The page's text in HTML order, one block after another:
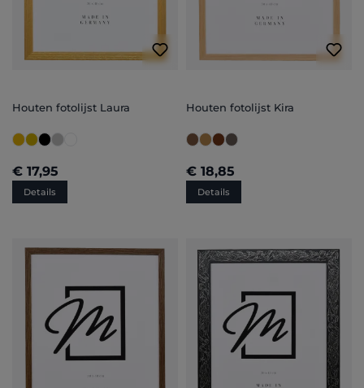
Houten fotolijst Laura
€ 17,95
Details
Houten fotolijst Kira
€ 18,85
Details